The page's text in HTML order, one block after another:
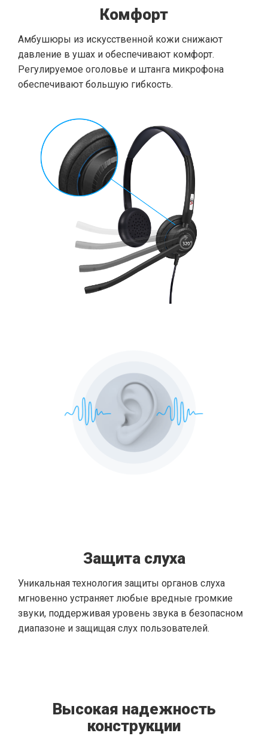
Комфорт
Амбушюры из искусственной кожи снижают
давление в ушах и обеспечивают комфорт.
Регулируемое оголовье и штанга микрофона
обеспечивают большую гибкость.
Защита слуха
Уникальная технология защиты органов слуха
мгновенно устраняет любые вредные громкие
звуки, поддерживая уровень звука в безопасном
диапазоне и защищая слух пользователей.
Высокая надежность
конструкции